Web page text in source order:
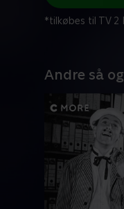
*tilkøbes til TV 2
Andre så